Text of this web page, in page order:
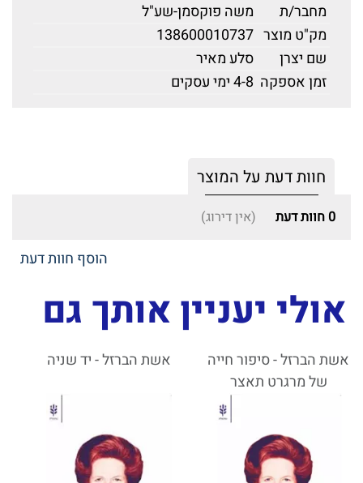
מחבר/ת
משה פוקסמן-שע"ל
מק"ט מוצר 138600010737
שם יצרן
סלע מאיר
זמן אספקה 4-8 ימי עסקים
חוות דעת על המוצר
0 חוות דעת (אין דירוג)
הוסף חוות דעת
אולי יעניין אותך גם
אשת הברזל - סיפור חייה
של מרגרט תאצר
אשת הברזל - יד שניה